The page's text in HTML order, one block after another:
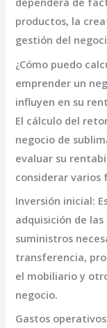
productos, la
gestión del
¿Cómo puedo
emprender un
influyen en su
El cálculo del
negocio de
evaluar su
considerar varios
Inversión inicial:
adquisición de
suministros
transferencia,
el mobiliario y
negocio.
Gastos